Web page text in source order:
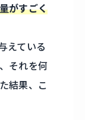
がすごく
えている
それを何
結果、こ